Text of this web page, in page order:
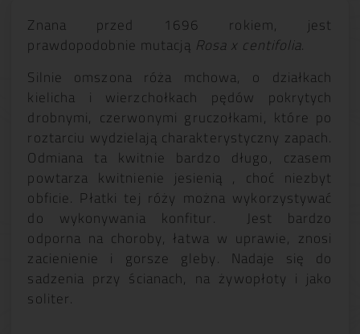
Znana przed 1696 rokiem, jest
prawdopodobnie mutacją Rosa x centifolia.
Silnie omszona róża mchowa, o działkach
kielicha i wierzchołkach pędów pokrytych
drobnymi, czerwonymi gruczołkami, które po
roztarciu wydzielają charakterystyczny zapach.
Odmiana ta kwitnie bardzo długo, czasem
powtarza kwitnienie jesienią , choć niezbyt
obficie. Płatki tej róży można wykorzystywać
do wykonywania konfitur. Jest bardzo
odporna na choroby, łatwa w uprawie, znosi
zacienienie i gorsze gleby. Nadaje się do
sadzenia przy ścianach, na żywopłoty i jako
soliter.